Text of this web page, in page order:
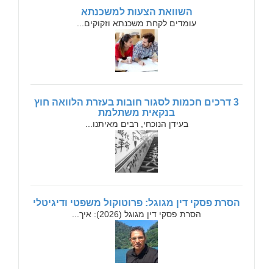
השוואת הצעות למשכנתא
עומדים לקחת משכנתא וזקוקים...
3 דרכים חכמות לסגור חובות בעזרת הלוואה חוץ
בנקאית משתלמת
בעידן הנוכחי, רבים מאיתנו...
הסרת פסקי דין מגוגל: פרוטוקול משפטי ודיגיטלי
הסרת פסקי דין מגוגל (2026): איך...